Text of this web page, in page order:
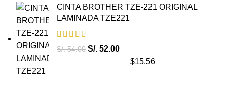
CINTA BROTHER TZE-221 ORIGINAL
LAMINADA TZE221
S/.54.00 S/. 52.00
$15.56